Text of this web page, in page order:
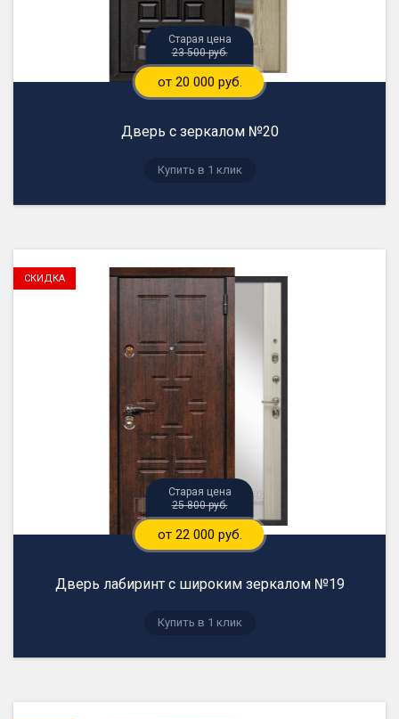
23 500 руб.
от 20 000 руб.
Дверь с зеркалом №20
25 800 руб.
от 22 000 руб.
Дверь лабиринт с широким зеркалом №19